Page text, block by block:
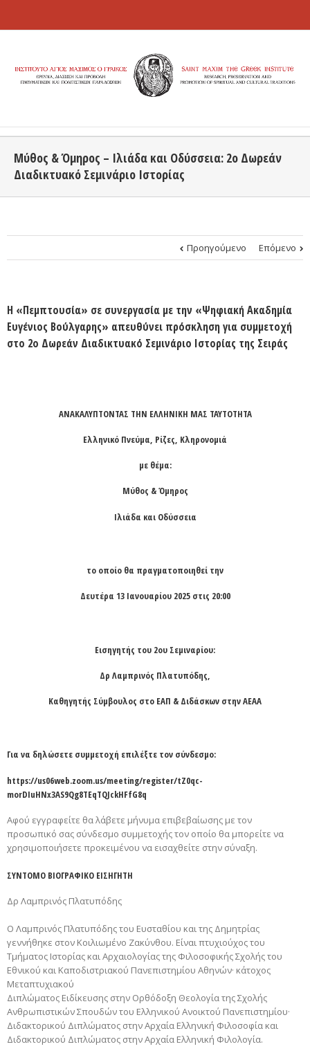
Μύθος & Όμηρος – Ιλιάδα και Οδύσσεια: 2o Δωρεάν
Διαδικτυακό Σεμινάριο Ιστορίας
Προηγούμενο Επόμενο
H «Πεμπτουσία» σε συνεργασία με την «Ψηφιακή Ακαδημία
Ευγένιος Βούλγαρης» απευθύνει πρόσκληση για συμμετοχή
στο 2ο Δωρεάν Διαδικτυακό Σεμινάριο Ιστορίας της Σειράς
ΑΝΑΚΑΛΥΠΤΟΝΤΑΣ ΤΗΝ ΕΛΛΗΝΙΚΗ ΜΑΣ ΤΑΥΤΟΤΗΤΑ
Ελληνικό Πνεύμα, Ρίζες, Κληρονομιά
με θέμα:
Μύθος & Όμηρος
Ιλιάδα και Οδύσσεια
το οποίο θα πραγματοποιηθεί την
Δευτέρα 13 Ιανουαρίου 2025 στις 20:00
Εισηγητής του 2ου Σεμιναρίου:
Δρ Λαμπρινός Πλατυπόδης,
Καθηγητής Σύμβουλος στο ΕΑΠ & Διδάσκων στην ΑΕΑΑ
Για να δηλώσετε συμμετοχή επιλέξτε τον σύνδεσμο:
https://us06web.zoom.us/meeting/register/tZ0qc-
morDIuHNx3AS9Qg8TEqTQJckHFfG8q
Αφού εγγραφείτε θα λάβετε μήνυμα επιβεβαίωσης με τον
προσωπικό σας σύνδεσμο συμμετοχής τον οποίο θα μπορείτε να
χρησιμοποιήσετε προκειμένου να εισαχθείτε στην σύναξη.
ΣΥΝΤΟΜΟ ΒΙΟΓΡΑΦΙΚΟ ΕΙΣΗΓΗΤΗ
Δρ Λαμπρινός Πλατυπόδης
Ο Λαμπρινός Πλατυπόδης του Ευσταθίου και της Δημητρίας
γεννήθηκε στον Κοιλιωμένο Ζακύνθου. Είναι πτυχιούχος του
Τμήματος Ιστορίας και Αρχαιολογίας της Φιλοσοφικής Σχολής του
Εθνικού και Καποδιστριακού Πανεπιστημίου Αθηνών· κάτοχος
Μεταπτυχιακού
Διπλώματος Ειδίκευσης στην Ορθόδοξη Θεολογία της Σχολής
Ανθρωπιστικών Σπουδών του Ελληνικού Ανοικτού Πανεπιστημίου·
Διδακτορικού Διπλώματος στην Αρχαία Ελληνική Φιλοσοφία και
Διδακτορικού Διπλώματος στην Αρχαία Ελληνική Φιλολογία.